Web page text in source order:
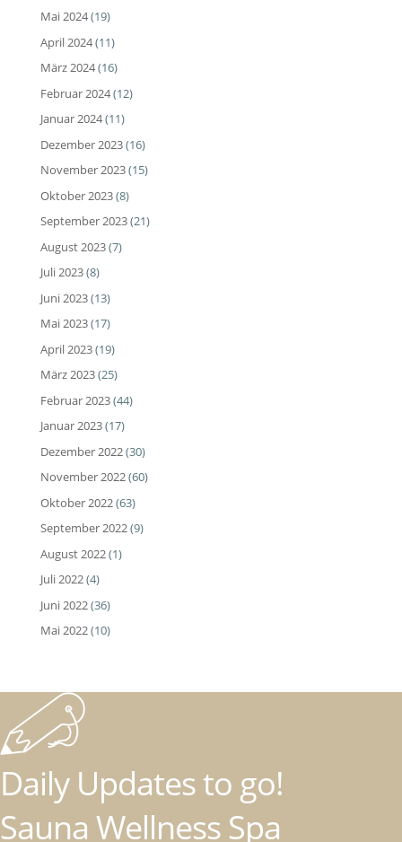
Mai 2024(19)
April 2024(11)
März 2024(16)
Februar 2024(12)
Januar 2024(11)
Dezember 2023(16)
November 2023(15)
Oktober 2023(8)
September 2023(21)
August 2023(7)
Juli 2023(8)
Juni 2023(13)
Mai 2023(17)
April 2023(19)
März 2023(25)
Februar 2023(44)
Januar 2023(17)
Dezember 2022(30)
November 2022(60)
Oktober 2022(63)
September 2022(9)
August 2022(1)
Juli 2022(4)
Juni 2022(36)
Mai 2022(10)
Daily Updates to go!
Sauna Wellness Spa